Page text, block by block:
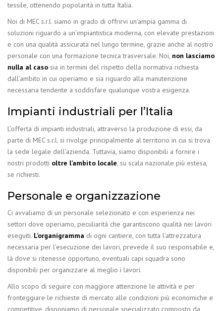
tessile, ottenendo popolarità in tutta Italia.
Noi di MEC s.r.l. siamo in grado di offrirvi un’ampia gamma di
soluzioni riguardo a un’impiantistica moderna, con elevate prestazioni
e con una qualità assicurata nel lungo termine, grazie anche al nostro
personale con una formazione tecnica trasversale. Noi, non lasciamo
nulla al caso sia in termini del rispetto della normativa richiesta
dall’ambito in cui operiamo e sia riguardo alla manutenzione
necessaria tendente a soddisfare qualunque vostra esigenza.
Impianti industriali per l’Italia
L’offerta di impianti industriali, attraverso la produzione di essi, da
parte di MEC s.r.l. si rivolge principalmente al territorio in cui si trova
la sede legale dell’azienda. Tuttavia, siamo disponibili a fornire i
nostri prodotti oltre l’ambito locale, su scala nazionale più estesa,
se richiesti.
Personale e organizzazione
Ci avvaliamo di un personale selezionato e con esperienza nei
settori dove operiamo, peculiarità che garantiscono qualità nei lavori
eseguiti. L’organigramma di ogni cantiere, con tutta l’attrezzatura
necessaria per l’esecuzione dei lavori, prevede il suo responsabile e,
là dove si ritenesse opportuno, eventuali capi squadra sono
disponibili per organizzare al meglio i lavori.
Allo scopo di seguire con maggiore attenzione le attività e per
fronteggiare le richieste di mercato alle condizioni più economiche e
competitive, disponiamo di personale specializzato composto da